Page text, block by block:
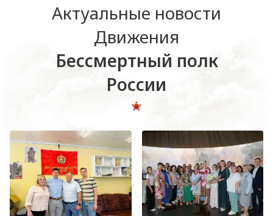
Актуальные новости
Движения
Бессмертный полк
России